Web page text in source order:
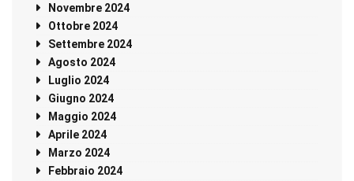
Novembre 2024
Ottobre 2024
Settembre 2024
Agosto 2024
Luglio 2024
Giugno 2024
Maggio 2024
Aprile 2024
Marzo 2024
Febbraio 2024